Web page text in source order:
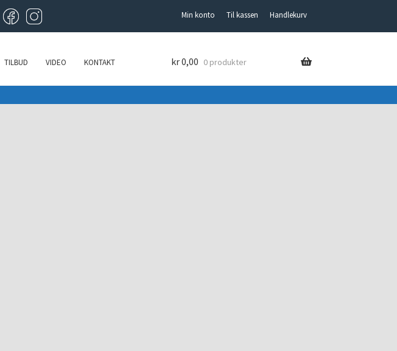
Min konto Til kassen Handlekurv
TILBUD VIDEO KONTAKT kr0,00 0 produkter